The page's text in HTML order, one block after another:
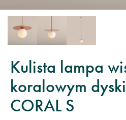
Kulista lampa
koralowym
CORAL S